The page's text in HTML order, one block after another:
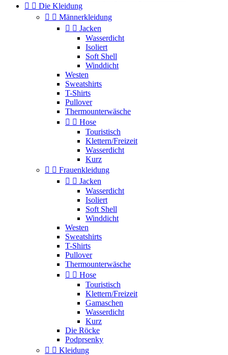
  Die Kleidung
  Männerkleidung
  Jacken
Wasserdicht
Isoliert
Soft Shell
Winddicht
Westen
Sweatshirts
T-Shirts
Pullover
Thermounterwäsche
  Hose
Touristisch
Klettern/Freizeit
Wasserdicht
Kurz
  Frauenkleidung
  Jacken
Wasserdicht
Isoliert
Soft Shell
Winddicht
Westen
Sweatshirts
T-Shirts
Pullover
Thermounterwäsche
  Hose
Touristisch
Klettern/Freizeit
Gamaschen
Wasserdicht
Kurz
Die Röcke
Podprsenky
  Kleidung